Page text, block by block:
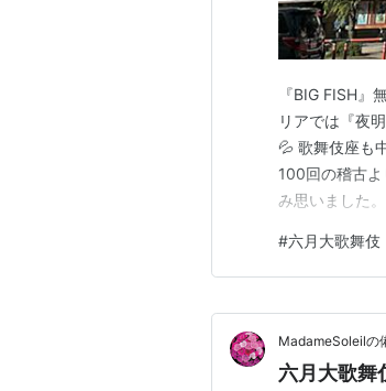
『BIG FISH
リアでは『夜
💦 歌舞伎座も
100回の稽古
み思いました
次郎（菊之助
之助丈が丁寧
#六月大歌舞伎
MadameSoleilの
六月大歌舞